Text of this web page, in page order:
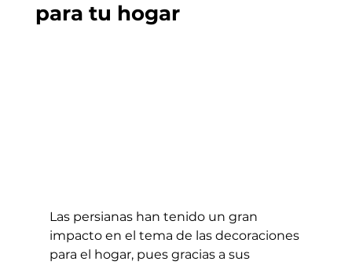
para tu hogar
Las persianas han tenido un gran
impacto en el tema de las decoraciones
para el hogar, pues gracias a sus